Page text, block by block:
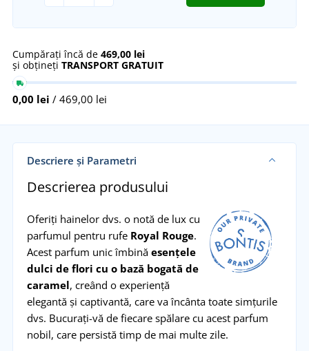
Cumpărați încă de 469,00 lei
și obțineți TRANSPORT GRATUIT
0,00 lei / 469,00 lei
Descriere și Parametri
Descrierea produsului
Oferiți hainelor dvs. o notă de lux cu
parfumul pentru rufe Royal Rouge.
Acest parfum unic îmbină esențele
dulci de flori cu o bază bogată de
caramel, creând o experiență
elegantă și captivantă, care va încânta toate simțurile
dvs. Bucurați-vă de fiecare spălare cu acest parfum
nobil, care persistă timp de mai multe zile.